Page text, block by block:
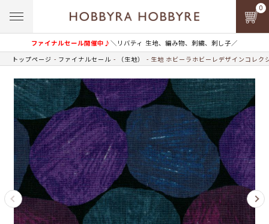
ファイナルセール開催中♪＼リバティ 生地、編み物、刺繍、刺し子／
0
トップページ ファイナルセール （生地） 生地 ホビーラホビーレデザインコレ